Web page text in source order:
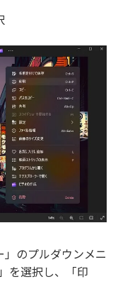
」のプルダウンメニ
を選択し、「印